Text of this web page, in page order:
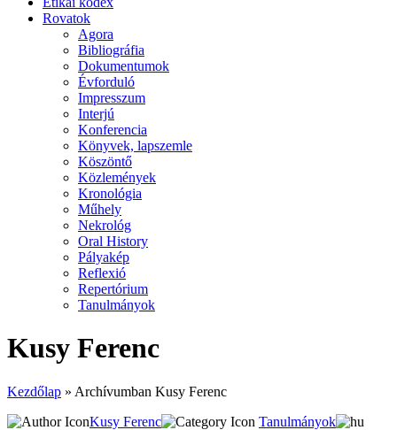
Rovatok
Agora
Bibliográfia
Dokumentumok
Évforduló
Impresszum
Interjú
Konferencia
Könyvek, lapszemle
Köszöntő
Közlemények
Kronológia
Műhely
Nekrológ
Oral History
Pályakép
Reflexió
Repertórium
Tanulmányok
Kusy Ferenc
Kezdőlap » Archívumban Kusy Ferenc
Kusy Ferenc
Tanulmányok